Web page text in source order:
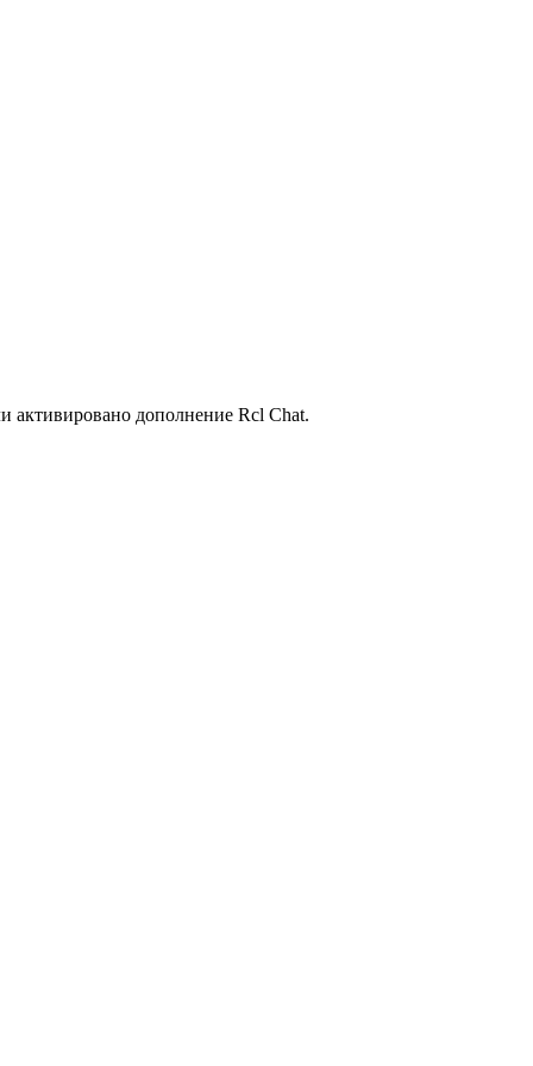
активировано дополнение Rcl Chat.